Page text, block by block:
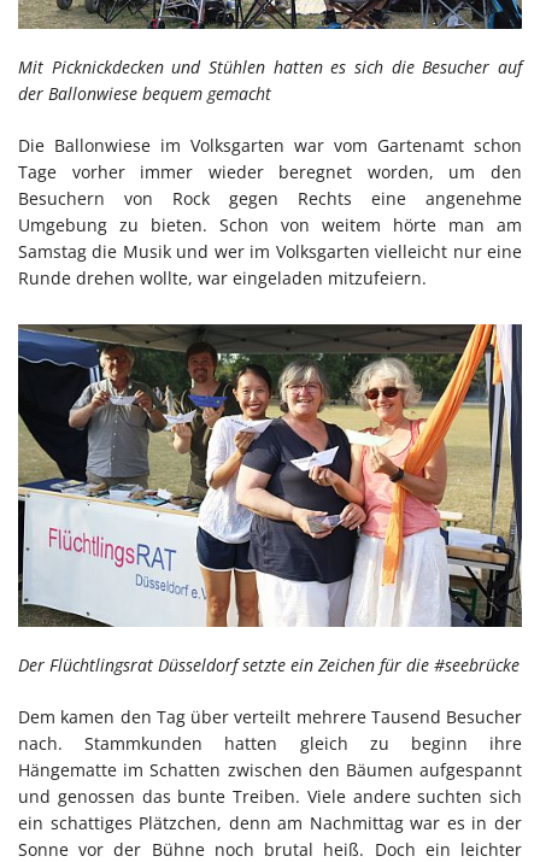
Mit Picknickdecken und Stühlen hatten es sich die Besucher auf
der Ballonwiese bequem gemacht
Die Ballonwiese im Volksgarten war vom Gartenamt schon
Tage vorher immer wieder beregnet worden, um den
Besuchern von Rock gegen Rechts eine angenehme
Umgebung zu bieten. Schon von weitem hörte man am
Samstag die Musik und wer im Volksgarten vielleicht nur eine
Runde drehen wollte, war eingeladen mitzufeiern.
Der Flüchtlingsrat Düsseldorf setzte ein Zeichen für die #seebrücke
Dem kamen den Tag über verteilt mehrere Tausend Besucher
nach. Stammkunden hatten gleich zu beginn ihre
Hängematte im Schatten zwischen den Bäumen aufgespannt
und genossen das bunte Treiben. Viele andere suchten sich
ein schattiges Plätzchen, denn am Nachmittag war es in der
Sonne vor der Bühne noch brutal heiß. Doch ein leichter